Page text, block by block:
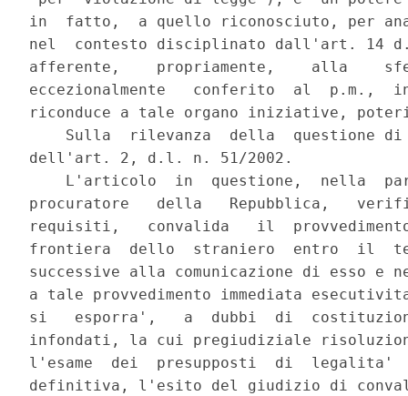
in  fatto,  a quello riconosciuto, per
nel  contesto disciplinato dall'art. 14
afferente,    propriamente,    alla
eccezionalmente   conferito  al  p.m.,
riconduce a tale organo iniziative,
Sulla  rilevanza  della  questione
dell'art. 2, d.l. n. 51/2002.
L'articolo  in  questione,  nella
procuratore   della   Repubblica,
requisiti,   convalida   il  provvedimento
frontiera  dello  straniero  entro  il
successive alla comunicazione di esso
a tale provvedimento immediata
si   esporra',   a  dubbi  di
infondati, la cui pregiudiziale risoluzione
l'esame  dei  presupposti  di
definitiva, l'esito del giudizio di